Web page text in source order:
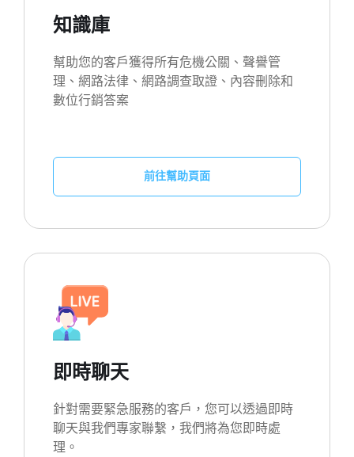
知識庫
幫助您的客戶獲得所有危機公關、聲譽管
理、網路法律、網路調查取證、內容刪除和
數位行銷答案
前往幫助頁面
即時聊天
針對需要緊急服務的客戶，您可以透過即時
聊天與我們專家聯繫，我們將為您即時處
理。